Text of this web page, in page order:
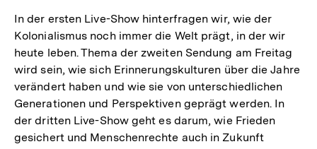
In der ersten Live-Show hinterfragen wir, wie der
Kolonialismus noch immer die Welt prägt, in der wir
heute leben. Thema der zweiten Sendung am Freitag
wird sein, wie sich Erinnerungskulturen über die Jahre
verändert haben und wie sie von unterschiedlichen
Generationen und Perspektiven geprägt werden. In
der dritten Live-Show geht es darum, wie Frieden
gesichert und Menschenrechte auch in Zukunft